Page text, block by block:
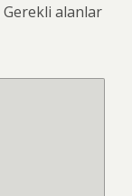
Gerekli alanlar